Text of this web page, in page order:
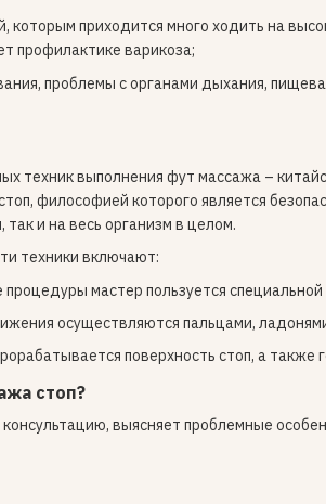
приходится много ходить на
профилактике варикоза;
проблемы с органами дыхания,
техник выполнения фут массажа –
философией которого является
и на весь организм в целом.
техники включают:
мастер пользуется специальной
осуществляются пальцами,
поверхность стоп, а также
стоп?
выясняет проблемные